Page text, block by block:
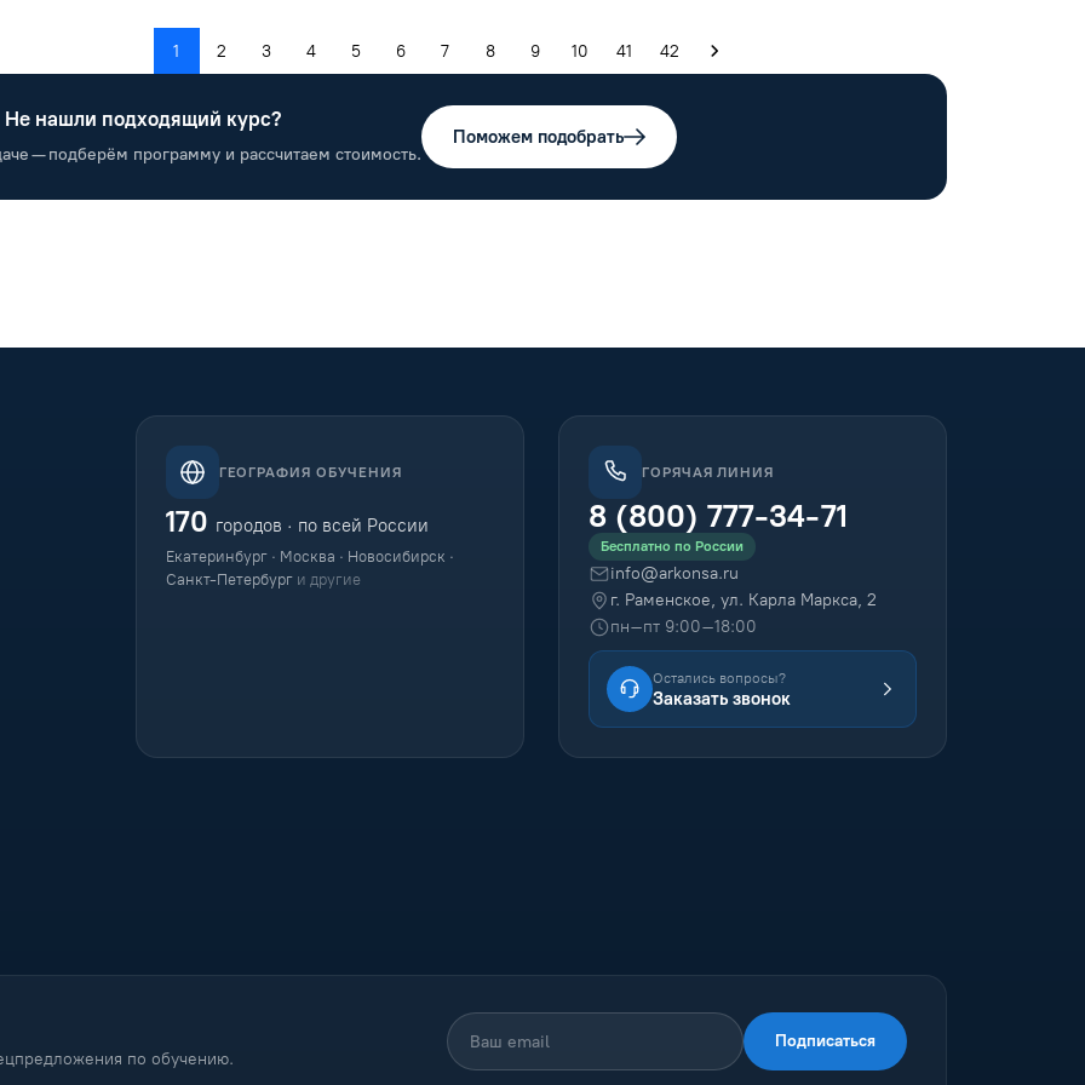
1 2 3 4 5 6 7 8 9 10 41 42
Не нашли подходящий курс?
— подберём программу и рассчитаем стоимость.
Поможем подобрать
ГЕОГРАФИЯ ОБУЧЕНИЯ
170 городов · по всей России
Екатеринбург · Москва · Новосибирск ·
Санкт-Петербург и другие
ГОРЯЧАЯ ЛИНИЯ
8 (800) 777-34-71
Бесплатно по России
info@arkonsa.ru
г. Раменское, ул. Карла Маркса, 2
пн–пт 9:00–18:00
Остались вопросы?
Заказать звонок
по обучению.
Подписаться